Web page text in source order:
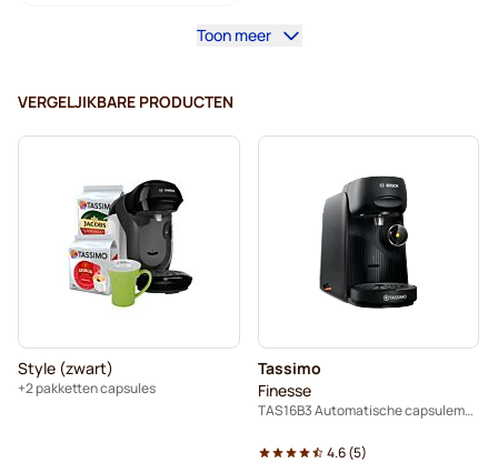
Cafeïnevrije koffie voor Tassimo
Ontkalkings- en reinigingsproducten voor Tassimo
L'OR-koffiecapsules voor Tassimo
Jacobs-koffiecapsules voor Tassimo
Voor Tassimo® capsules
Marcilla-koffiecapsules voor Tassimo
Toon meer
VERGELJIKBARE PRODUCTEN
Style (zwart)
+2 pakketten capsules
Tassimo
Finesse
TAS16B3 Automatische capsulemachine
4.6(5)